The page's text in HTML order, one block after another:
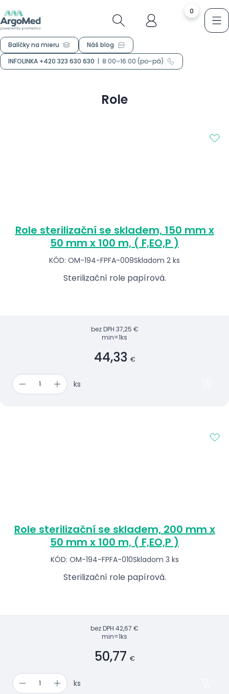
0
Balíčky na mieru
Náš blog
INFOLINKA +420 323 630 630 | 8:00–16:00 (po–pá)
Role
Role sterilizační se skladem, 150 mm x
50 mm x 100 m, ( F,EO,P )
KÓD: OM-194-FPFA-009Skladom 2 ks
Sterilizační role papírová.
bez DPH 37,25 €
min=1ks
44,33 €
ks
Role sterilizační se skladem, 200 mm x
50 mm x 100 m, ( F,EO,P )
KÓD: OM-194-FPFA-010Skladom 3 ks
Sterilizační role papírová.
bez DPH 42,67 €
min=1ks
50,77 €
ks